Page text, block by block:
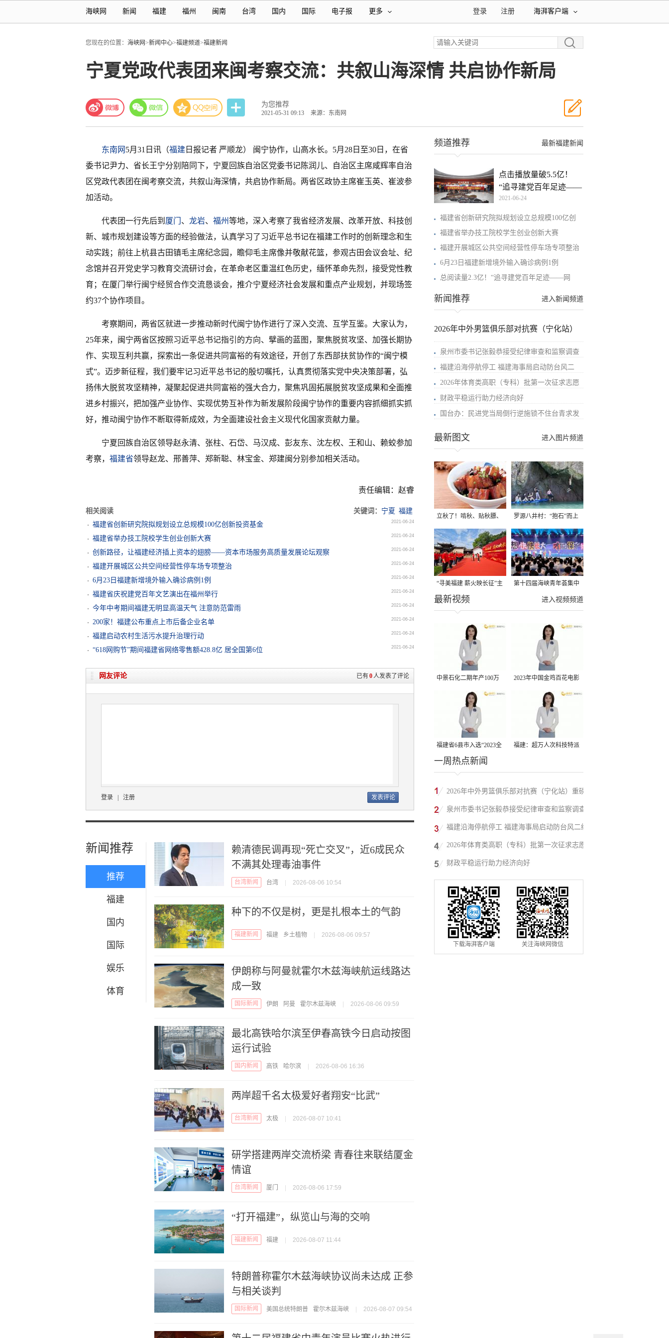
海峡网 新闻 福建 福州 闽南 台湾 国内 国际 电子报 更多 海湃客户端
注册
登录
您现在的位置： 海峡网>新闻中心>福建频道>福建新闻
宁夏党政代表团来闽考察交流：共叙山海深情 共启协作新局
为您推荐
2021-05-31 09:13 来源：东南网
东南网 5月31日讯（福建 日报记者 严顺龙） 闽宁协作，山高水长。5月28日至30日，在省
委书记尹力、省长王宁分别陪同下，宁夏回族自治区党委书记陈润儿、自治区主席咸辉率自治
区党政代表团在闽考察交流，共叙山海深情，共启协作新局。两省区政协主席崔玉英、崔波参
加活动。
代表团一行先后到 厦门 、 龙岩、 福州等地，深入考察了我省经济发展、改革开放、科技创
新、城市规划建设等方面的经验做法，认真学习了习近平总书记在福建工作时的创新理念和生
动实践；前往上杭县古田镇毛主席纪念园，瞻仰毛主席像并敬献花篮，参观古田会议会址、纪
念馆并召开党史学习教育交流研讨会，在革命老区重温红色历史，缅怀革命先烈，接受党性教
育；在厦门举行闽宁经贸合作交流恳谈会，推介宁夏经济社会发展和重点产业规划，并现场签
约37个协作项目。
考察期间，两省区就进一步推动新时代闽宁协作进行了深入交流、互学互鉴。大家认为，
25年来，闽宁两省区按照习近平总书记指引的方向、擘画的蓝图，聚焦脱贫攻坚、加强长期协
作、实现互利共赢，探索出一条促进共同富裕的有效途径，开创了东西部扶贫协作的“闽宁模
式”。迈步新征程，我们要牢记习近平总书记的殷切嘱托，认真贯彻落实党中央决策部署，弘
扬伟大脱贫攻坚精神，凝聚起促进共同富裕的强大合力，聚焦巩固拓展脱贫攻坚成果和全面推
进乡村振兴，把加强产业协作、实现优势互补作为新发展阶段闽宁协作的重要内容抓细抓实抓
好，推动闽宁协作不断取得新成效，为全面建设社会主义现代化国家贡献力量。
宁夏回族自治区领导赵永清、张柱、石岱、马汉成、彭友东、沈左权、王和山、赖蛟参加
考察， 福建省领导赵龙、邢善萍、郑新聪、林宝金、郑建闽分别参加相关活动。
责任编辑：赵睿
相关阅读 关键词： 宁夏 福建
福建省创新研究院拟规划设立总规模100亿创新投资基金
2021-06-24
福建省举办技工院校学生创业创新大赛 2021-06-24
创新路径，让福建经济插上资本的翅膀——资本市场服务高质量发展论坛观察 2021-06-24
福建开展城区公共空间经营性停车场专项整治 2021-06-24
6月23日福建新增境外输入确诊病例1例 2021-06-24
福建省庆祝建党百年文艺演出在福州举行 2021-06-24
今年中考期间福建无明显高温天气 注意防范雷雨 2021-06-24
200家！福建公布重点上市后备企业名单 2021-06-24
福建启动农村生活污水提升治理行动 2021-06-24
“618网购节”期间福建省网络零售额428.8亿 居全国第6位 2021-06-24
已有0人发表了评论
网友评论
登录 注册
新闻推荐
推荐
福建
国内
国际
娱乐
体育
赖清德民调再现“死亡交叉”，近6成民众
不满其处理毒油事件
台湾新闻 台湾 2026-08-06 10:54
种下的不仅是树，更是扎根本土的气韵
福建新闻 福建 乡土植物 2026-08-06 09:57
伊朗称与阿曼就霍尔木兹海峡航运线路达
成一致
国际新闻 伊朗 阿曼 霍尔木兹海峡 2026-08-06 09:59
最北高铁哈尔滨至伊春高铁今日启动按图
运行试验
国内新闻 高铁 哈尔滨 2026-08-06 16:36
两岸超千名太极爱好者翔安“比武”
台湾新闻 太极 2026-08-07 10:41
研学搭建两岸交流桥梁 青春往来联结厦金
情谊
台湾新闻 厦门 2026-08-06 17:59
“打开福建”，纵览山与海的交响
福建新闻 福建 2026-08-07 11:44
特朗普称霍尔木兹海峡协议尚未达成 正参
与相关谈判
国际新闻 美国总统特朗普 霍尔木兹海峡 2026-08-07 09:54
最新福建新闻
频道推荐
点击播放量破5.5亿！
“追寻建党百年足迹——
2021-06-24
福建省创新研究院拟规划设立总规模100亿创
福建省举办技工院校学生创业创新大赛
福建开展城区公共空间经营性停车场专项整治
6月23日福建新增境外输入确诊病例1例
总阅读量2.3亿！“追寻建党百年足迹——网
进入新闻频道
新闻推荐
2026年中外男篮俱乐部对抗赛（宁化站）
泉州市委书记张毅恭接受纪律审查和监察调查
福建沿海停航停工 福建海事局启动防台风二
2026年体育类高职（专科）批第一次征求志愿
财政平稳运行助力经济向好
国台办：民进党当局倒行逆施锁不住台青求发
进入图片频道
最新图文
立秋了！啃秋、贴秋膘、
晒秋，福建人这样过才够
味→
罗源八井村：“抱石”而上
“寻美福建 薪火映长征”主
题活动在龙岩长汀启动
第十四届海峡青年荟集中
阶段活动在福州举行
进入视频频道
最新视频
中景石化二期年产100万
吨丙烷脱氢项目建成中交
2023年中国金鸡百花电影
节有福电影巡展31日启动
福建省6县市入选“2023全
国县域发展潜力百强县”
福建：超万人次科技特派
一周热点新闻
2026年中外男篮俱乐部对抗赛（宁化站）重磅
来袭！抢票通道即将开启→
泉州市委书记张毅恭接受纪律审查和监察调查
福建沿海停航停工 福建海事局启动防台风二级
应急响应
2026年体育类高职（专科）批第一次征求志愿
填报
财政平稳运行助力经济向好
下载海湃客户端 关注海峡网微信